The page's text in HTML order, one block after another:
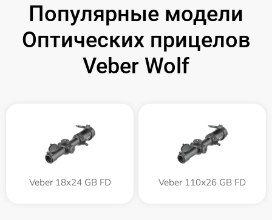
Популярные модели
Оптических прицелов
Veber Wolf
Veber 18x24 GB FD Veber 110х26 GB FD